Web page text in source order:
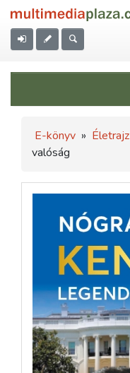
E-könyv » Életrajz
valóság